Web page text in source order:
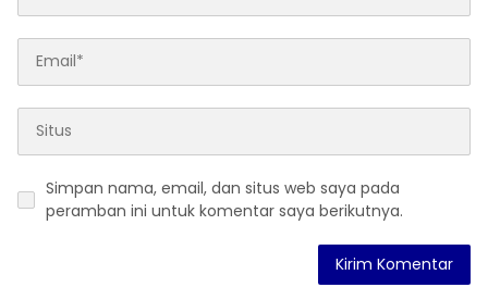
Simpan nama, email, dan situs web saya pada
peramban ini untuk komentar saya berikutnya.